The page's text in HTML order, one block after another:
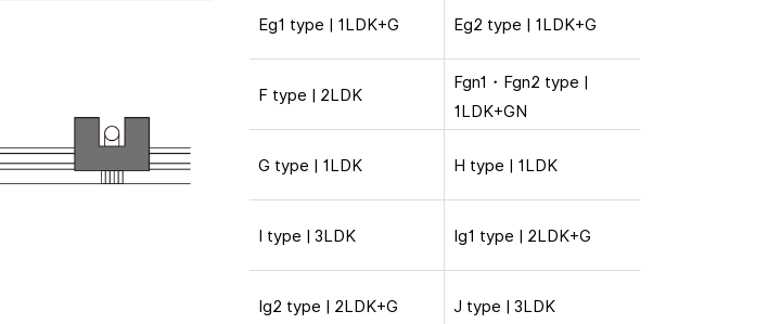
Eg1 type | 1LDK+G Eg2 type | 1LDK+G
F type | 2LDK
Fgn1・Fgn2 type |
1LDK+GN
G type | 1LDK H type | 1LDK
I type | 3LDK Ig1 type | 2LDK+G
Ig2 type | 2LDK+G J type | 3LDK